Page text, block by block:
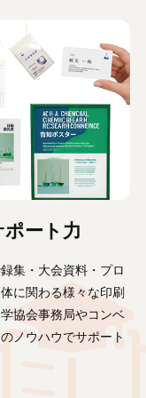
ート力
集・大会資料・プロ
に関わる様々な印刷
協会事務局やコンベ
ノウハウでサポート